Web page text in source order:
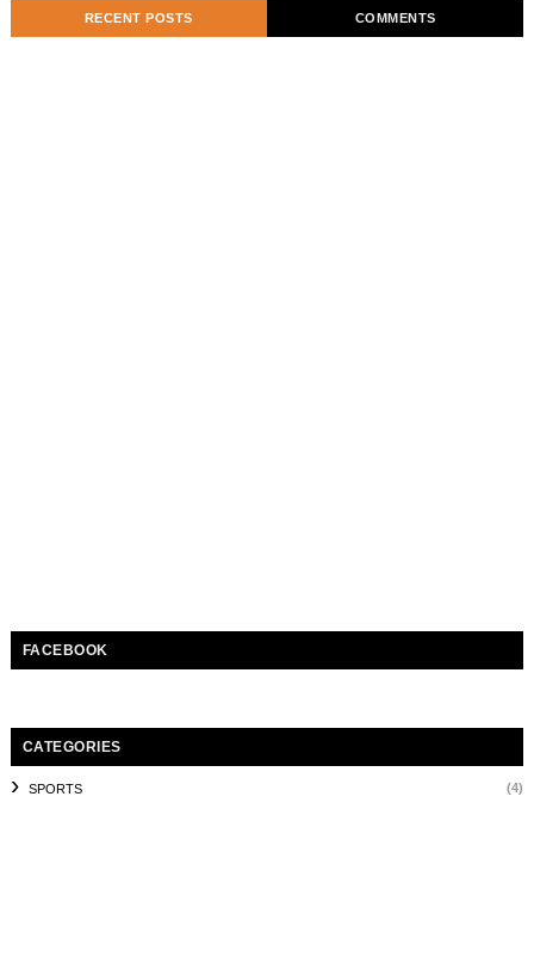
RECENT POSTS COMMENTS
FACEBOOK
CATEGORIES
SPORTS (4)